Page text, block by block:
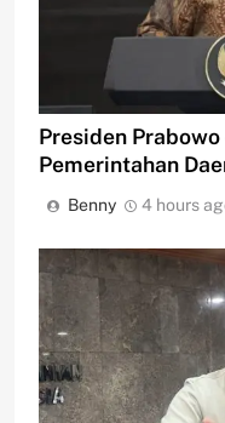
Presiden
Pemerintahan
Benny 4 hours